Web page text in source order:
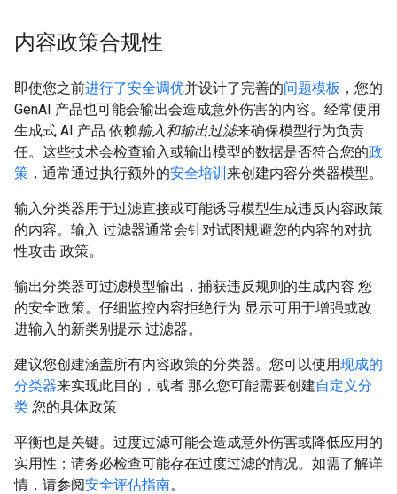
内容政策合规性
即使您之前进行了安全调优并设计了完善的问题模板 ，您的
GenAI 产品也可能会输出会造成意外伤害的内容。经常使用
生成式 AI 产品 依赖输入和输出过滤来确保模型行为负责
任。这些技术会检查输入或输出模型的数据是否符合您的政
策 ，通常通过执行额外的安全培训 来创建内容分类器模型。
输入分类器用于过滤直接或可能诱导模型生成违反内容政策
的内容。输入 过滤器通常会针对试图规避您的内容的对抗
性攻击 政策。
输出分类器可过滤模型输出，捕获违反规则的生成内容 您
的安全政策。仔细监控内容拒绝行为 显示可用于增强或改
进输入的新类别提示 过滤器。
建议您创建涵盖所有内容政策的分类器。您可以使用现成的
分类器来实现此目的，或者 那么您可能需要创建自定义分
类 您的具体政策
平衡也是关键。过度过滤可能会造成意外伤害或降低应用的
实用性；请务必检查可能存在过度过滤的情况。如需了解详
情，请参阅安全评估指南。